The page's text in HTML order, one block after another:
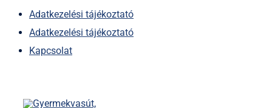
Adatkezelési tájékoztató
Adatkezelési tájékoztató
Kapcsolat